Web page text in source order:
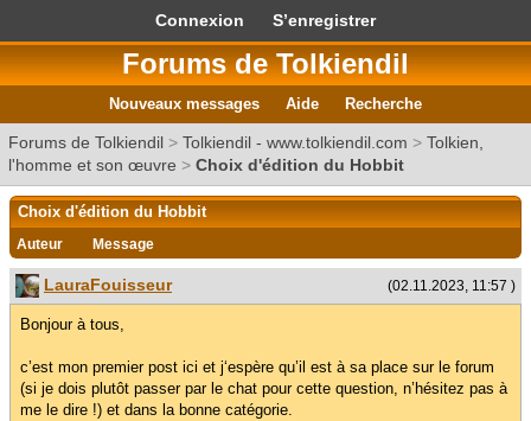
Connexion S’enregistrer
Forums de Tolkiendil
Nouveaux messages Aide Recherche
Forums de Tolkiendil > Tolkiendil - www.tolkiendil.com > Tolkien,
l'homme et son œuvre > Choix d'édition du Hobbit
Choix d'édition du Hobbit
Auteur Message
(02.11.2023, 11:57 )
LauraFouisseur
Bonjour à tous,
c’est mon premier post ici et j‘espère qu’il est à sa place sur le forum
(si je dois plutôt passer par le chat pour cette question, n’hésitez pas à
me le dire !) et dans la bonne catégorie.